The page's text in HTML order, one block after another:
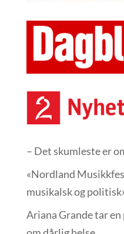
– Det skumleste er
«Nordland
musikalsk og
Ariana Grande tar